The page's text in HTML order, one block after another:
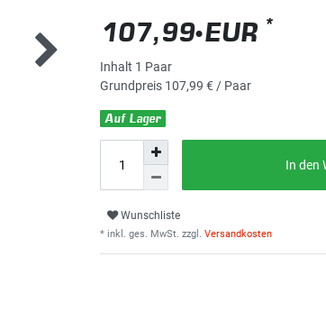
107,99 EUR *
Inhalt 1 Paar
Grundpreis 107,99 € / Paar
Auf Lager
In den
Wunschliste
* inkl. ges. MwSt. zzgl. Versandkosten